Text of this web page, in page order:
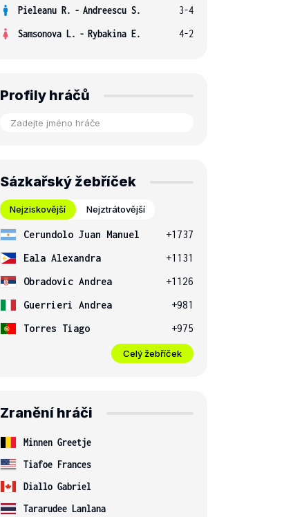
Pieleanu R. - Andreescu S.
3-4
Samsonova L. - Rybakina E. 4-2
Profily hráčů
Sázkařský žebříček
Nejziskovější Nejztrátovější
Cerundolo Juan Manuel
+1737
Eala Alexandra
+1131
Obradovic Andrea
+1126
Guerrieri Andrea
+981
Torres Tiago
+975
Celý žebříček
Zranění hráči
Minnen Greetje
Tiafoe Frances
Diallo Gabriel
Tararudee Lanlana